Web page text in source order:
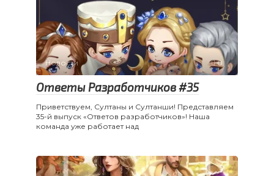
Новости 0
Ответы Разработчиков #35
Приветствуем, Султаны и Султанши! Представляем
35-й выпуск «Ответов разработчиков»! Наша
команда уже работает над